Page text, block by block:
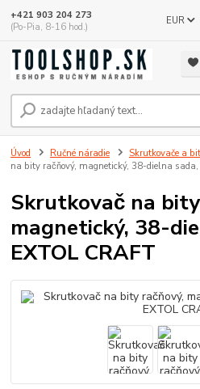
EUR
+421 903 204 273
(Po-Pia, 8-16 hod.)
Úvod Ručné náradie Skrutkovače a
na bity račňový, magnetický, 38-dielna sada,
Skrutkovač na
magnetický, 38-
EXTOL CRAFT